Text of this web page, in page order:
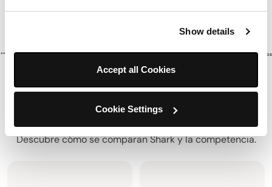
Show details
Accept all Cookies
Cookie Settings
**Resultados basados en un estudio clínico con 60 participantes tras el uso inmediato del tratamiento. Los resultados
Compara
Descubre cómo se comparan Shark y la competencia.